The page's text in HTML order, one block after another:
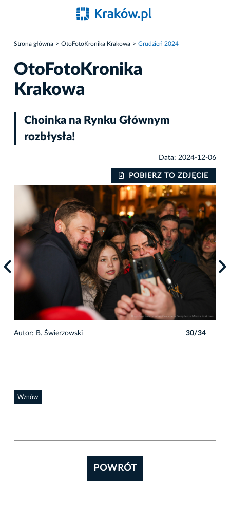
Strona główna OtoFotoKronika Krakowa Grudzień 2024
OtoFotoKronika
Krakowa
Choinka na Rynku Głównym
rozbłysła!
Data: 2024-12-06
POBIERZ TO ZDJĘCIE
Autor: B. Świerzowski 30/34
Wznów
POWRÓT